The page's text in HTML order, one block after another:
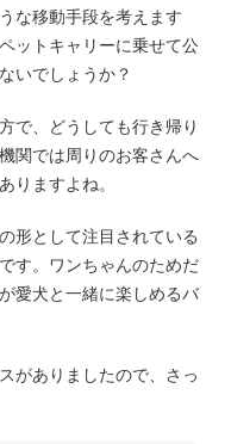
な移動手段を考えます
ットキャリーに乗せて公
いでしょうか？
で、どうしても行き帰り
関では周りのお客さんへ
りますよね。
形として注目されている
す。ワンちゃんのためだ
愛犬と一緒に楽しめるバ
がありましたので、さっ